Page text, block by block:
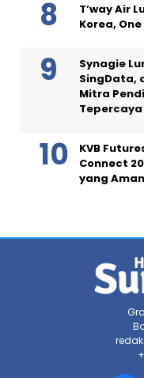
T’way Air
Korea,
Synagie
SingData,
Mitra
Tepercaya
KVB
Connect
yang